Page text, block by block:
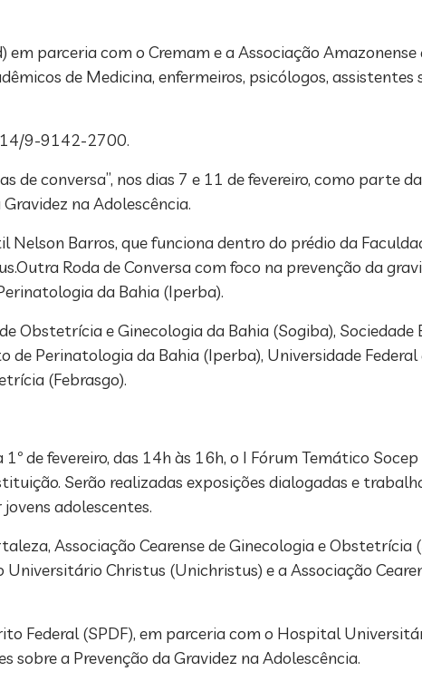
parceria com o Cremam e a Associação Amazonense
de Medicina, enfermeiros, psicólogos, assistentes
9-9142-2700.
de conversa”, nos dias 7 e 11 de fevereiro, como parte
na Adolescência.
Barros, que funciona dentro do prédio da
Roda de Conversa com foco na prevenção da
da Bahia (Iperba).
Obstetrícia e Ginecologia da Bahia (Sogiba), Sociedade
Perinatologia da Bahia (Iperba), Universidade Federal
(Febrasgo).
de fevereiro, das 14h às 16h, o I Fórum Temático
Serão realizadas exposições dialogadas e
adolescentes.
Associação Cearense de Ginecologia e Obstetrícia
Universitário Christus (Unichristus) e a Associação
Federal (SPDF), em parceria com o Hospital
sobre a Prevenção da Gravidez na Adolescência.